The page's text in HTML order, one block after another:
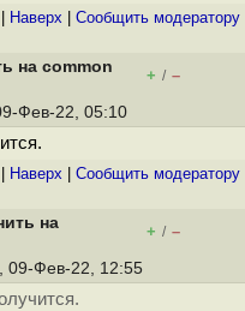
Наверх Cообщить модератору
на common
+ / –
Фев-22, 05:10
Наверх Cообщить модератору
на
+ / –
09-Фев-22, 12:55